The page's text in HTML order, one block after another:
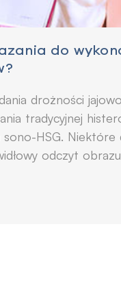
do
drożności
tradycyjnej
sono-HSG. Niektóre
odczyt